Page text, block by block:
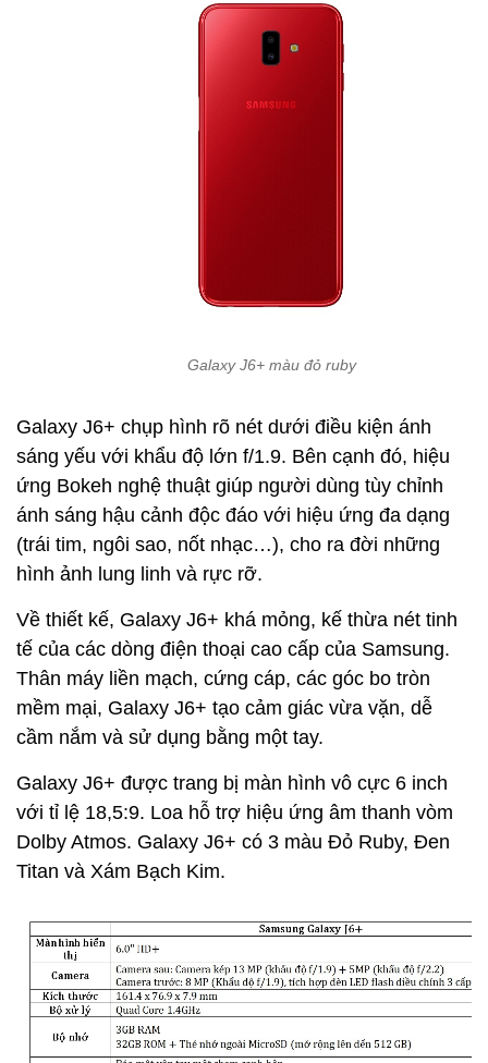
Galaxy J6+ màu đỏ ruby
Galaxy J6+ chụp hình rõ nét dưới điều kiện ánh
sáng yếu với khẩu độ lớn f/1.9. Bên cạnh đó, hiệu
ứng Bokeh nghệ thuật giúp người dùng tùy chỉnh
ánh sáng hậu cảnh độc đáo với hiệu ứng đa dạng
(trái tim, ngôi sao, nốt nhạc…), cho ra đời những
hình ảnh lung linh và rực rỡ.
Về thiết kế, Galaxy J6+ khá mỏng, kế thừa nét tinh
tế của các dòng điện thoại cao cấp của Samsung.
Thân máy liền mạch, cứng cáp, các góc bo tròn
mềm mại, Galaxy J6+ tạo cảm giác vừa vặn, dễ
cầm nắm và sử dụng bằng một tay.
Galaxy J6+ được trang bị màn hình vô cực 6 inch
với tỉ lệ 18,5:9. Loa hỗ trợ hiệu ứng âm thanh vòm
Dolby Atmos. Galaxy J6+ có 3 màu Đỏ Ruby, Đen
Titan và Xám Bạch Kim.